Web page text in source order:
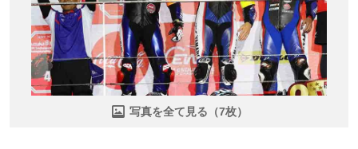
写真を全て見る（7枚）